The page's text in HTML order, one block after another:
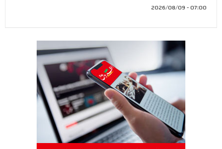
07:00 - 2026/08/09